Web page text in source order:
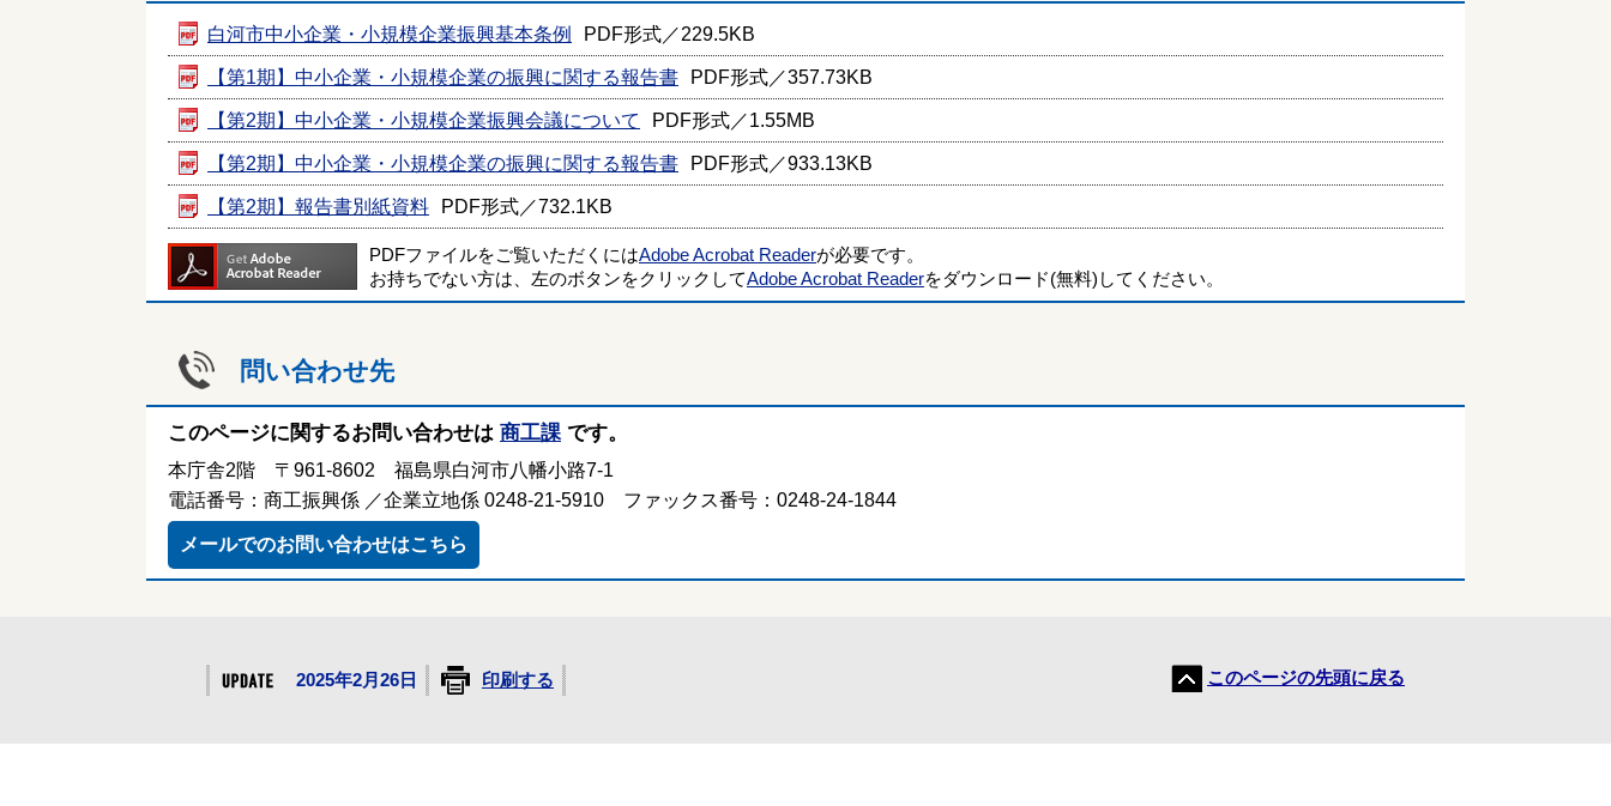
白河市中小企業・小規模企業振興基本条例 PDF形式／229.5KB
【第1期】中小企業・小規模企業の振興に関する報告書 PDF形式／357.73KB
【第2期】中小企業・小規模企業振興会議について PDF形式／1.55MB
【第2期】中小企業・小規模企業の振興に関する報告書 PDF形式／933.13KB
【第2期】報告書別紙資料 PDF形式／732.1KB
PDFファイルをご覧いただくにはAdobe Acrobat Readerが必要です。
お持ちでない方は、左のボタンをクリックしてAdobe Acrobat Readerをダウンロード(無料)してください。
問い合わせ先
このページに関するお問い合わせは 商工課 です。
本庁舎2階 〒961-8602 福島県白河市八幡小路7-1
電話番号：商工振興係 ／企業立地係 0248-21-5910 ファックス番号：0248-24-1844
メールでのお問い合わせはこちら
2025年2月26日 印刷する このページの先頭に戻る